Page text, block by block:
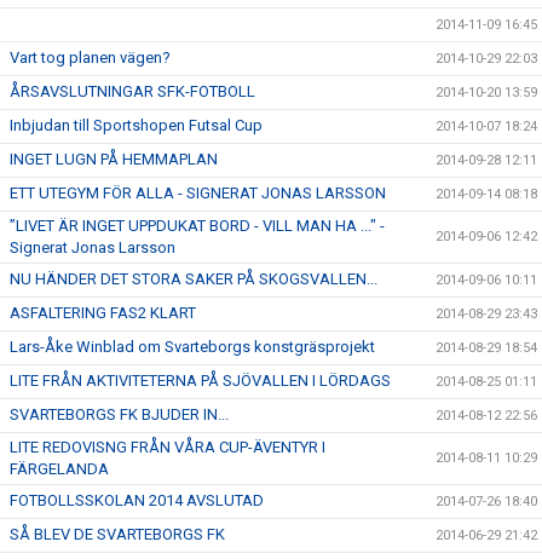
2014-11-09 16:45
Vart tog planen vägen? 2014-10-29 22:03
ÅRSAVSLUTNINGAR SFK-FOTBOLL 2014-10-20 13:59
Inbjudan till Sportshopen Futsal Cup 2014-10-07 18:24
INGET LUGN PÅ HEMMAPLAN 2014-09-28 12:11
ETT UTEGYM FÖR ALLA - SIGNERAT JONAS LARSSON 2014-09-14 08:18
”LIVET ÄR INGET UPPDUKAT BORD - VILL MAN HA ..." -
Signerat Jonas Larsson
2014-09-06 12:42
NU HÄNDER DET STORA SAKER PÅ SKOGSVALLEN... 2014-09-06 10:11
ASFALTERING FAS2 KLART 2014-08-29 23:43
Lars-Åke Winblad om Svarteborgs konstgräsprojekt 2014-08-29 18:54
LITE FRÅN AKTIVITETERNA PÅ SJÖVALLEN I LÖRDAGS 2014-08-25 01:11
SVARTEBORGS FK BJUDER IN... 2014-08-12 22:56
LITE REDOVISNG FRÅN VÅRA CUP-ÄVENTYR I
FÄRGELANDA
2014-08-11 10:29
FOTBOLLSSKOLAN 2014 AVSLUTAD 2014-07-26 18:40
SÅ BLEV DE SVARTEBORGS FK 2014-06-29 21:42